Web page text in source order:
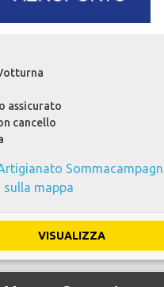
assicurato
cancello
mappa
VISUALIZZA